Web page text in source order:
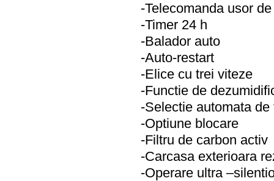
-Telecomanda usor
-Timer 24 h
-Balador auto
-Auto-restart
-Elice cu trei viteze
-Functie de
-Selectie automata de
-Optiune blocare
-Filtru de carbon activ
-Carcasa exterioara
-Operare ultra